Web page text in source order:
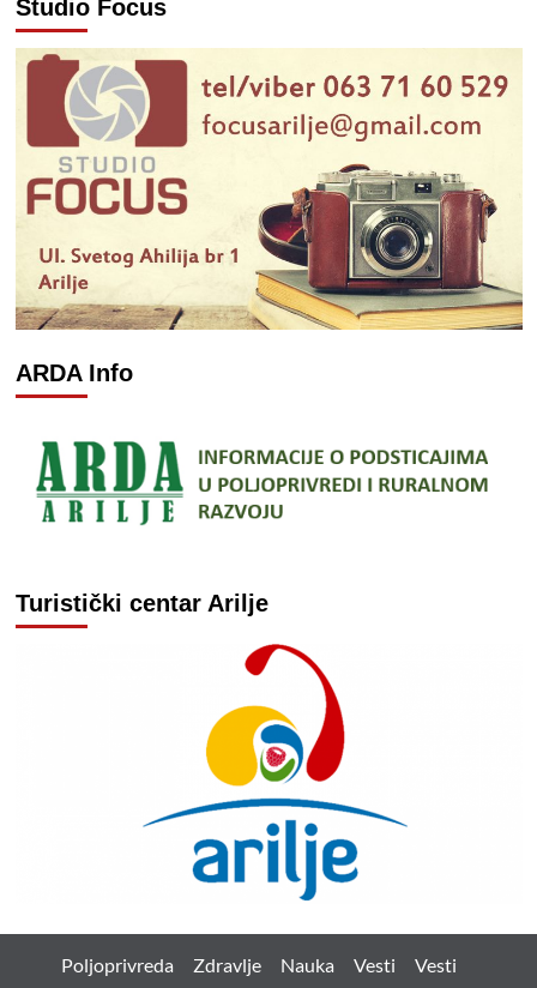
Studio Focus
ARDA Info
Turistički centar Arilje
Poljoprivreda Zdravlje Nauka Vesti
Vesti